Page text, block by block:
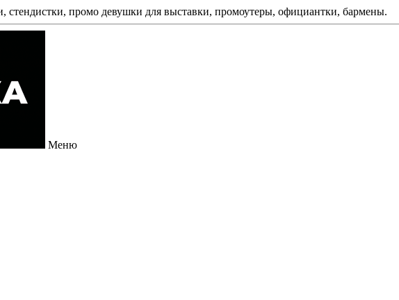
промо девушки для выставки, промоутеры, официантки, бармены.
Меню